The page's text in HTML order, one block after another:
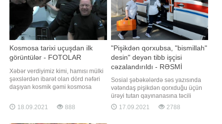
Kosmosa tarixi uçuşdan ilk
görüntülər - FOTOLAR
Xəbər verdiyimiz kimi, hamısı mülki
şəxslərdən ibarət olan dörd nəfəri
daşıyan kosmik gəmi kosmosa
ki, "SpaceX" kosmos turistlərinin ilk
görüntülərini yayımlayıb. Həmin
18.09.2021 888
"Pişikdən qorxubsa, "bismillah"
desin" deyən tibb işçisi
cəzalandırıldı - RƏSMİ
Sosial şəbəkələrdə səs yazısında
vətəndaş pişikdən qorxduğu üçün
ürəyi tutan qayınanasına təcili
yardım əməkdaşının laqeyd
yanaşdığı və ona "bismillah"
17.09.2021 2788